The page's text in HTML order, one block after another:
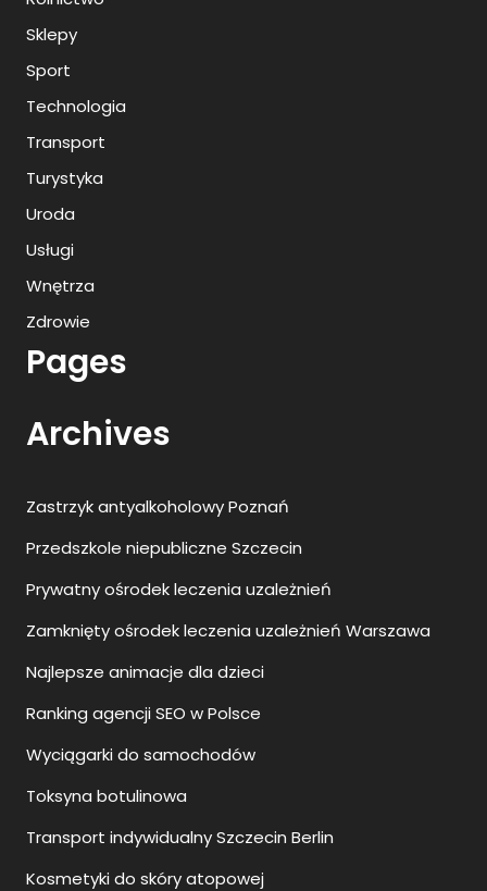
Sklepy
Sport
Technologia
Transport
Turystyka
Uroda
Usługi
Wnętrza
Zdrowie
Pages
Archives
Zastrzyk antyalkoholowy Poznań
Przedszkole niepubliczne Szczecin
Prywatny ośrodek leczenia uzależnień
Zamknięty ośrodek leczenia uzależnień Warszawa
Najlepsze animacje dla dzieci
Ranking agencji SEO w Polsce
Wyciągarki do samochodów
Toksyna botulinowa
Transport indywidualny Szczecin Berlin
Kosmetyki do skóry atopowej